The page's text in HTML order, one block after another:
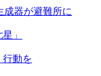
成器が避難所に
」
行動を